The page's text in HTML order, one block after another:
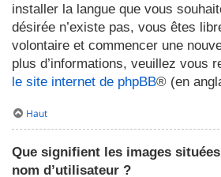
installer la langue que vous
désirée n’existe pas, vous êtes
volontaire et commencer une
plus d’informations, veuillez vous
le site internet de phpBB® (en
Haut
Que signifient les images
nom d’utilisateur ?